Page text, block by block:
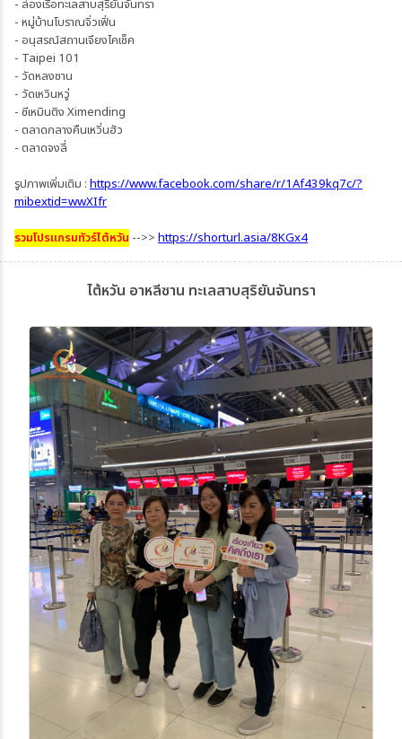
- ล่องเรือทะเลสาบสุริยันจันทรา
- หมู่บ้านโบราณจิ่วเฟิ่น
- อนุสรณ์สถานเจียงไคเช็ค
- Taipei 101
- วัดหลงซาน
- วัดเหวินหวู่
- ซีเหมินติง Ximending
- ตลาดกลางคืนเหวิ่นฮัว
- ตลาดจงลี่
รูปภาพเพิ่มเติม : https://www.facebook.com/share/r/1Af439kq7c/?
mibextid=wwXIfr
รวมโปรแกรมทัวร์ไต้หวัน -->> https://shorturl.asia/8KGx4
ไต้หวัน อาหลีซาน ทะเลสาบสุริยันจันทรา